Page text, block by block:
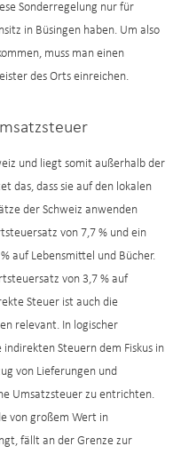
Sonderregelung nur für
in Büsingen haben. Um also
muss man einen
des Orts einreichen.
und liegt somit außerhalb der
das, dass sie auf den lokalen
der Schweiz anwenden
von 7,7 % und ein
auf Lebensmittel und Bücher.
von 3,7 % auf
Steuer ist auch die
relevant. In logischer
indirekten Steuern dem Fiskus in
von Lieferungen und
Umsatzsteuer zu entrichten.
von großem Wert in
fällt an der Grenze zur